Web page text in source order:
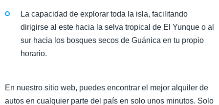
La capacidad de explorar toda la isla, facilitando
dirigirse al este hacia la selva tropical de El Yunque o al
sur hacia los bosques secos de Guánica en tu propio
horario.
En nuestro sitio web, puedes encontrar el mejor alquiler de
autos en cualquier parte del país en solo unos minutos. Solo